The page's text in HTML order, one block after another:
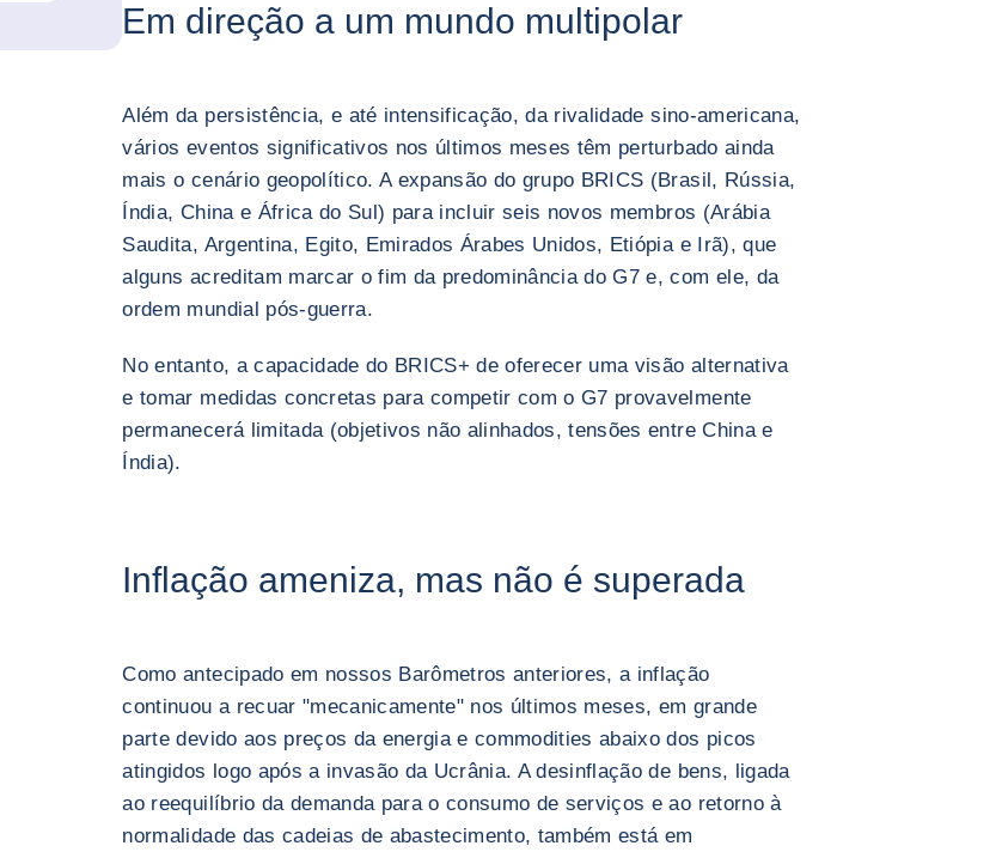
Em direção a um mundo multipolar
Além da persistência, e até intensificação, da rivalidade sino-americana,
vários eventos significativos nos últimos meses têm perturbado ainda
mais o cenário geopolítico. A expansão do grupo BRICS (Brasil, Rússia,
Índia, China e África do Sul) para incluir seis novos membros (Arábia
Saudita, Argentina, Egito, Emirados Árabes Unidos, Etiópia e Irã), que
alguns acreditam marcar o fim da predominância do G7 e, com ele, da
ordem mundial pós-guerra.
No entanto, a capacidade do BRICS+ de oferecer uma visão alternativa
e tomar medidas concretas para competir com o G7 provavelmente
permanecerá limitada (objetivos não alinhados, tensões entre China e
Índia).
Inflação ameniza, mas não é superada
Como antecipado em nossos Barômetros anteriores, a inflação
continuou a recuar "mecanicamente" nos últimos meses, em grande
parte devido aos preços da energia e commodities abaixo dos picos
atingidos logo após a invasão da Ucrânia. A desinflação de bens, ligada
ao reequilíbrio da demanda para o consumo de serviços e ao retorno à
normalidade das cadeias de abastecimento, também está em